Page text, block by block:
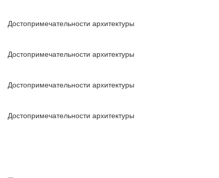
Достопримечательности архитектуры
Достопримечательности архитектуры
Достопримечательности архитектуры
Достопримечательности архитектуры